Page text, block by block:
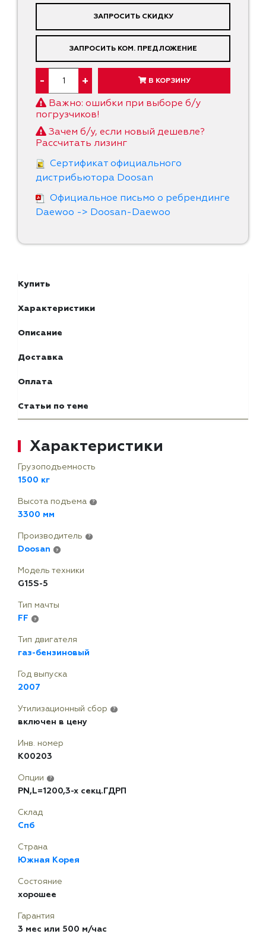
ЗАПРОСИТЬ СКИДКУ
ЗАПРОСИТЬ КОМ. ПРЕДЛОЖЕНИЕ
- + В КОРЗИНУ
Важно: ошибки при выборе б/у
погрузчиков!
Зачем б/у, если новый дешевле?
Рассчитать лизинг
Сертификат официального
дистрибьютора Doosan
Официальное письмо о ребрендинге
Daewoo -> Doosan-Daewoo
Купить
Характеристики
Описание
Доставка
Оплата
Статьи по теме
Характеристики
Грузоподъемность
1500 кг
Высота подъема ?
3300 мм
Производитель ?
Doosan ?
Модель техники
G15S-5
Тип мачты
FF ?
Тип двигателя
газ-бензиновый
Год выпуска
2007
Утилизационный сбор ?
включен в цену
Инв. номер
K00203
Опции ?
PN,L=1200,3-x секц.ГДРП
Склад
Спб
Страна
Южная Корея
Состояние
хорошее
Гарантия
3 мес или 500 м/час